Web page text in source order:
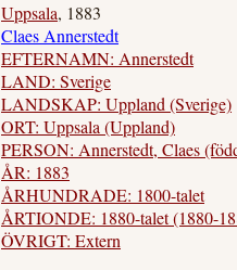
Uppsala, 1883
Claes Annerstedt
EFTERNAMN: Annerstedt
LAND: Sverige
LANDSKAP: Uppland (Sverige)
ORT: Uppsala (Uppland)
PERSON: Annerstedt, Claes
ÅR: 1883
ÅRHUNDRADE: 1800-talet
ÅRTIONDE: 1880-talet (1880-
ÖVRIGT: Extern